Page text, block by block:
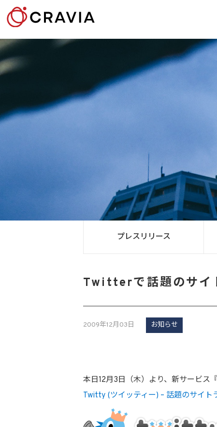
プレスリリース
Twitterで話題のサイ
2009年12月03日 お知らせ
本日12月3日（木）より、新サービス
Twitty (ツイッティー) – 話題のサイト